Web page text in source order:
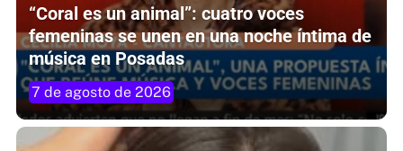
“Coral es un animal”: cuatro voces
femeninas se unen en una noche íntima de
música en Posadas
7 de agosto de 2026